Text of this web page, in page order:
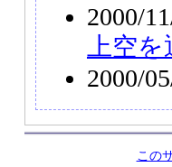
2000/
上空
2000/
この